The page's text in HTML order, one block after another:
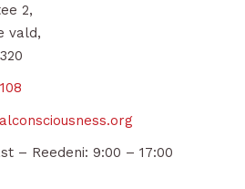
2,
vald,
– Reedeni: 9:00 – 17:00